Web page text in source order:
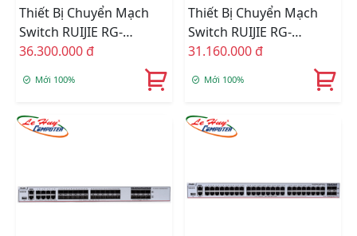
Thiết Bị Chuyển Mạch
Switch RUIJIE RG-
S5750C-48GT4XS-H 48-
10GE SFP+
36.300.000 đ
Mới 100%
Thiết Bị Chuyển Mạch
Switch RUIJIE RG-
S5750C-28GT4XS-H 28-
10GE SFP+
31.160.000 đ
Mới 100%